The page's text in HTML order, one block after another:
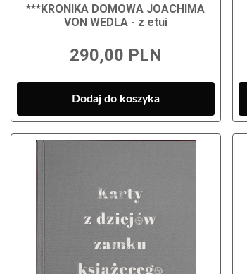
***KRONIKA DOMOWA JOACHIMA
VON WEDLA - z etui
290,00 PLN
Dodaj do koszyka